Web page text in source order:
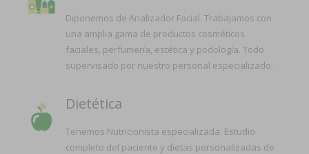
Diponemos de Analizador Facial. Trabajamos con
una amplia gama de productos cosméticos
faciales, perfumería, estética y podología. Todo
supervisado por nuestro personal especializado.
Dietética
Tenemos Nutricionista especializada. Estudio
completo del paciente y dietas personalizadas de